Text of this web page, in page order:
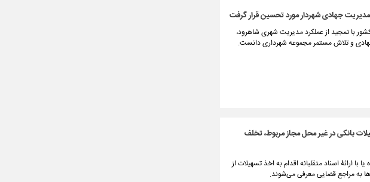
جهادی شهردار مورد تحسین قرار گرفت
با تمجید از عملکرد مدیریت شهری شاهرود،
و تلاش مستمر مجموعه شهرداری دانست.
بانکی در غیر محل مجاز مربوط، تخلف
ارائۀ اسناد متقلبانه اقدام به اخذ تسهیلات از
به مراجع قضایی معرفی می‌شوند.